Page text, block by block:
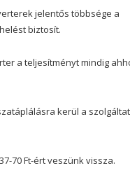
jelentős többsége a
biztosít.
a teljesítményt mindig
kerül a
70 Ft-ért veszünk vissza.